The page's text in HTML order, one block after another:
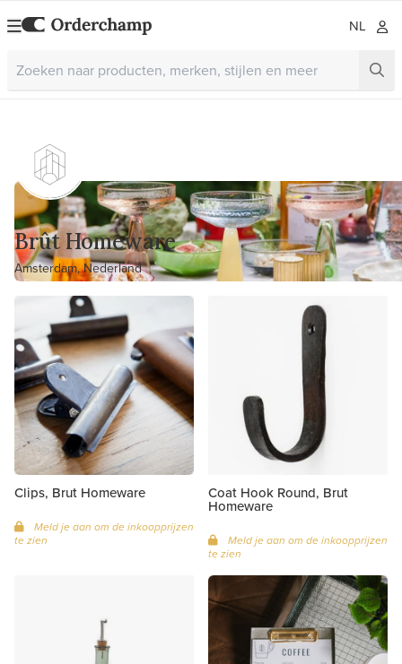
NL
Brût Homeware
Amsterdam, Nederland
Clips, Brut Homeware
Meld je aan om de inkoopprijzen
te zien
Coat Hook Round, Brut
Homeware
Meld je aan om de inkoopprijzen
te zien